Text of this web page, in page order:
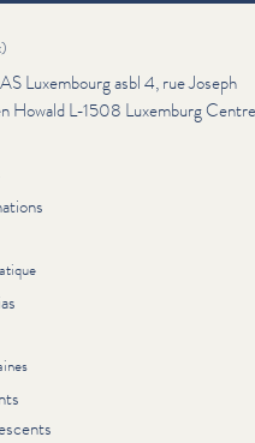
Luxembourg asbl 4, rue Joseph
Howald L-1508 Luxemburg Centre